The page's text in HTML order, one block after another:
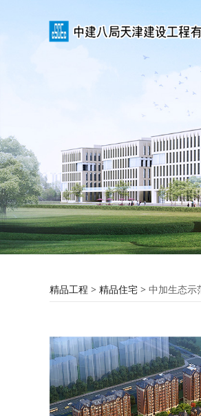
中加生态示
精品工程 > 精品住宅 > 中加生态示